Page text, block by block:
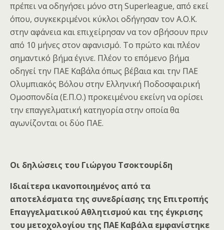
πρέπει να οδηγήσει μόνο στη Superleague, από εκεί
όπου, συγκεκριμένοι κύκλοι οδήγησαν τον Α.Ο.Κ.
στην αφάνεια και επιχείρησαν να τον σβήσουν πριν
από 10 μήνες στον αφανισμό. Το πρώτο και πλέον
σημαντικό βήμα έγινε. Πλέον το επόμενο βήμα
οδηγεί την ΠΑΕ Καβάλα όπως βέβαια και την ΠΑΕ
Ολυμπιακός Βόλου στην Ελληνική Ποδοσφαιρική
Ομοσπονδία (Ε.Π.Ο.) προκειμένου εκείνη να ορίσει
την επαγγελματική κατηγορία στην οποία θα
αγωνίζονται οι δύο ΠΑΕ.
Οι δηλώσεις του Γιώργου Τσοκτουρίδη
Ιδιαίτερα ικανοποιημένος από τα
αποτελέσματα της συνεδρίασης της Επιτροπής
Επαγγελματικού Αθλητισμού και της έγκρισης
του μετοχολογίου της ΠΑΕ Καβάλα εμφανίστηκε